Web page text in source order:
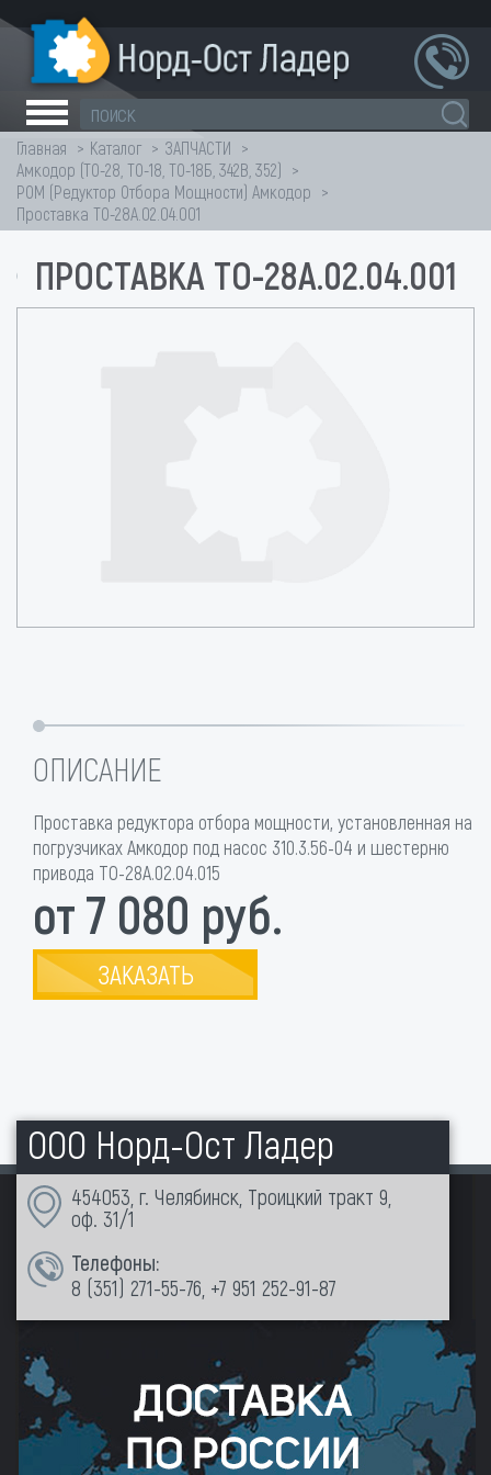
Главная Каталог
ЗАПЧАСТИ
Амкодор (ТО-28, ТО-18, ТО-18Б, 342В, 352)
РОМ (Редуктор Отбора Мощности) Амкодор
Проставка ТО-28А.02.04.001
ПРОСТАВКА ТО-28А.02.04.001
ОПИСАНИЕ
Проставка редуктора отбора мощности, установленная на
погрузчиках Амкодор под насос 310.3.56-04 и шестерню
привода ТО-28А.02.04.015
от 7 080 руб.
ЗАКАЗАТЬ
ООО Норд-Ост Ладер
454053, г. Челябинск, Троицкий тракт 9,
оф. 31/1
Телефоны:
8 (351) 271-55-76 +7 951 252-91-87